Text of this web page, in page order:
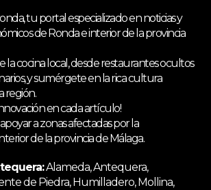
tu portal especializado en noticias y
de Ronda e interior de la provincia
la cocina local, desde restaurantes ocultos
y sumérgete en la rica cultura
región.
en cada artículo!
a zonas afectadas por la
de la provincia de Málaga.
Alameda, Antequera,
de Piedra, Humilladero, Mollina,